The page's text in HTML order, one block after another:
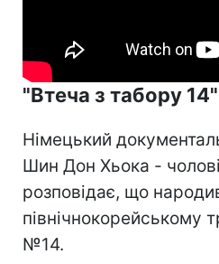
"Втеча з табору
Німецький
Шин Дон Хьока -
розповідає, що
північнокорейському
№14.